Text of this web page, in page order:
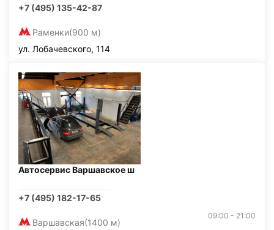
+7 (495) 135-42-87
Раменки(900 м)
ул. Лобачевского, 114
Автосервис Варшавское ш
+7 (495) 182-17-65
Варшавская(1400 м)
09:00 - 21:00